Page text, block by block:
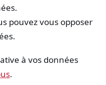
pouvez vous opposer
à vos données
.